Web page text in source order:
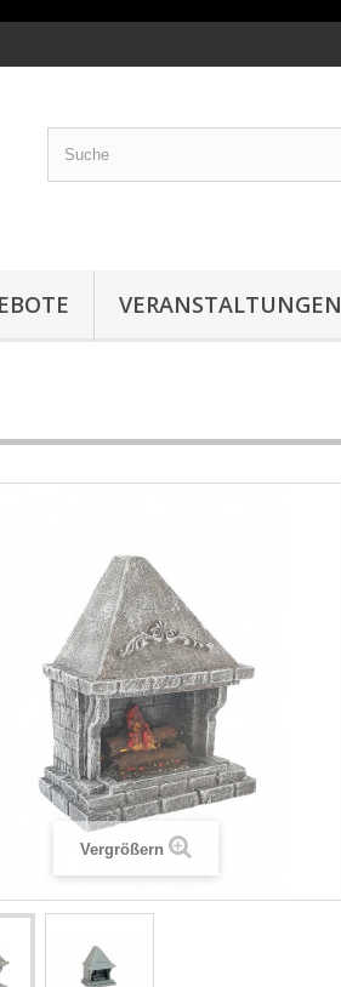
VERANSTALTUNGEN
Vergrößern